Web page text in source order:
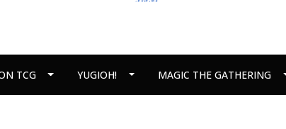
TCG YUGIOH! MAGIC THE GATHERING